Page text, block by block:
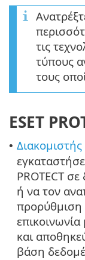
τις
τύπους
τους
ESET
• Διακομιστής
PROTECT
ή να τον
προρύθμιση
και
βάση